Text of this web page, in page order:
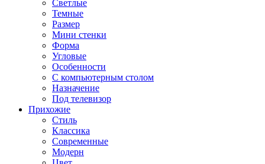
Светлые
Темные
Размер
Мини стенки
Форма
Угловые
Особенности
С компьютерным столом
Назначение
Под телевизор
Прихожие
Стиль
Классика
Современные
Модерн